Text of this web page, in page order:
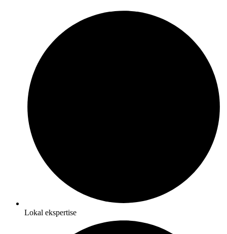
Lokal ekspertise